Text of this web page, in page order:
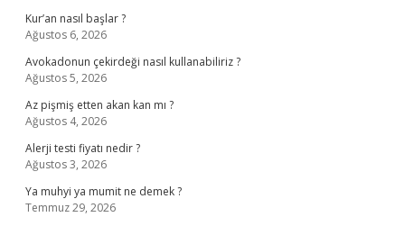
Kur’an nasıl başlar ?
Ağustos 6, 2026
Avokadonun çekirdeği nasıl kullanabiliriz ?
Ağustos 5, 2026
Az pişmiş etten akan kan mı ?
Ağustos 4, 2026
Alerji testi fiyatı nedir ?
Ağustos 3, 2026
Ya muhyi ya mumit ne demek ?
Temmuz 29, 2026